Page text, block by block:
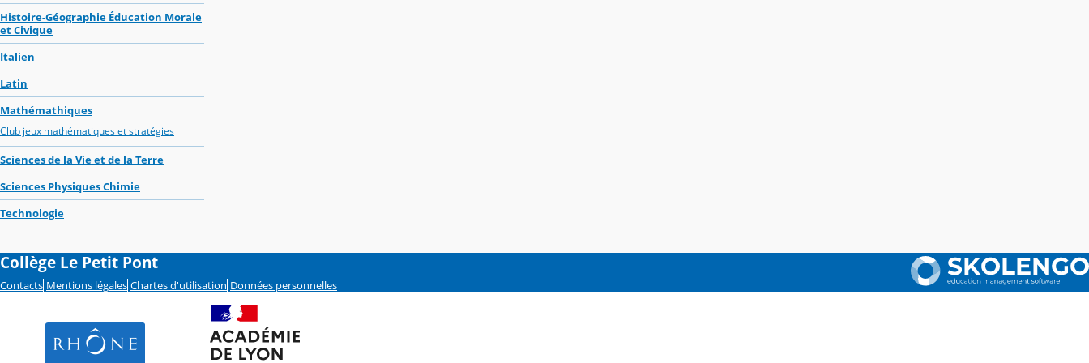
Histoire-Géographie Éducation Morale
et Civique
Italien
Latin
Mathémathiques
Club jeux mathématiques et stratégies
Sciences de la Vie et de la Terre
Sciences Physiques Chimie
Technologie
Collège Le Petit Pont
Contacts Mentions légales Chartes d'utilisation Données personnelles